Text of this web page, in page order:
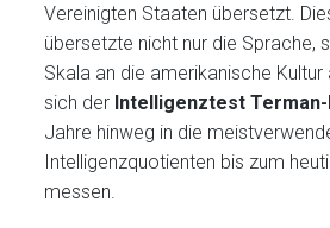
Vereinigten Staaten übersetzt.
übersetzte nicht nur die Sprache,
Skala an die amerikanische
sich der Intelligenztest
Jahre hinweg in die
Intelligenzquotienten bis zum
messen.